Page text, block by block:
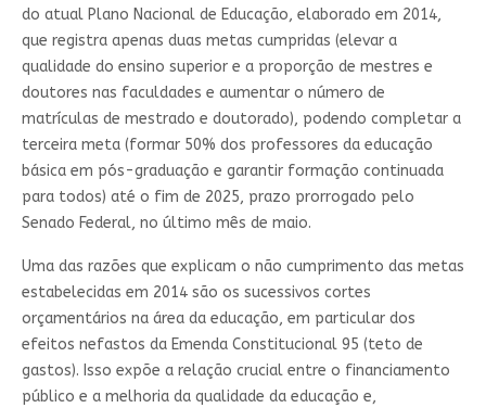
do atual Plano Nacional de Educação, elaborado em 2014,
que registra apenas duas metas cumpridas (elevar a
qualidade do ensino superior e a proporção de mestres e
doutores nas faculdades e aumentar o número de
matrículas de mestrado e doutorado), podendo completar a
terceira meta (formar 50% dos professores da educação
básica em pós-graduação e garantir formação continuada
para todos) até o fim de 2025, prazo prorrogado pelo
Senado Federal, no último mês de maio.
Uma das razões que explicam o não cumprimento das metas
estabelecidas em 2014 são os sucessivos cortes
orçamentários na área da educação, em particular dos
efeitos nefastos da Emenda Constitucional 95 (teto de
gastos). Isso expõe a relação crucial entre o financiamento
público e a melhoria da qualidade da educação e,